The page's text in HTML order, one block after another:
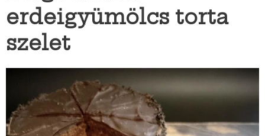
erdeigyümölcs torta
szelet